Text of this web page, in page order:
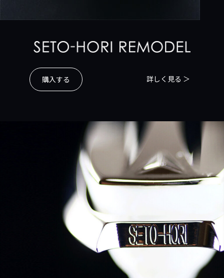
購入する 詳しく見る ＞